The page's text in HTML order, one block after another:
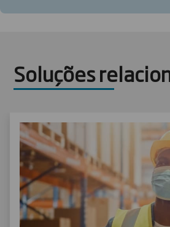
seu cliente.
Soluções